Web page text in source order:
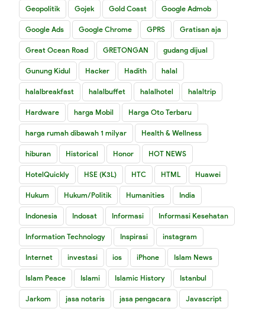
Geopolitik Gojek Gold Coast Google Admob
Google Ads Google Chrome GPRS Gratisan aja
Great Ocean Road GRETONGAN gudang dijual
Gunung Kidul Hacker Hadith halal
halalbreakfast halalbuffet halalhotel halaltrip
Hardware harga Mobil Harga Oto Terbaru
harga rumah dibawah 1 milyar Health & Wellness
hiburan Historical Honor HOT NEWS
HotelQuickly HSE (K3L) HTC HTML Huawei
Hukum Hukum/Politik Humanities India
Indonesia Indosat Informasi Informasi Kesehatan
Information Technology Inspirasi instagram
Internet investasi ios iPhone Islam News
Islam Peace Islami Islamic History Istanbul
Jarkom jasa notaris jasa pengacara Javascript